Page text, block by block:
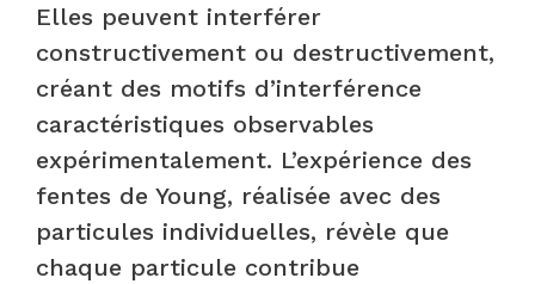
Elles peuvent interférer
constructivement ou destructivement,
créant des motifs d’interférence
caractéristiques observables
expérimentalement. L’expérience des
fentes de Young, réalisée avec des
particules individuelles, révèle que
chaque particule contribue